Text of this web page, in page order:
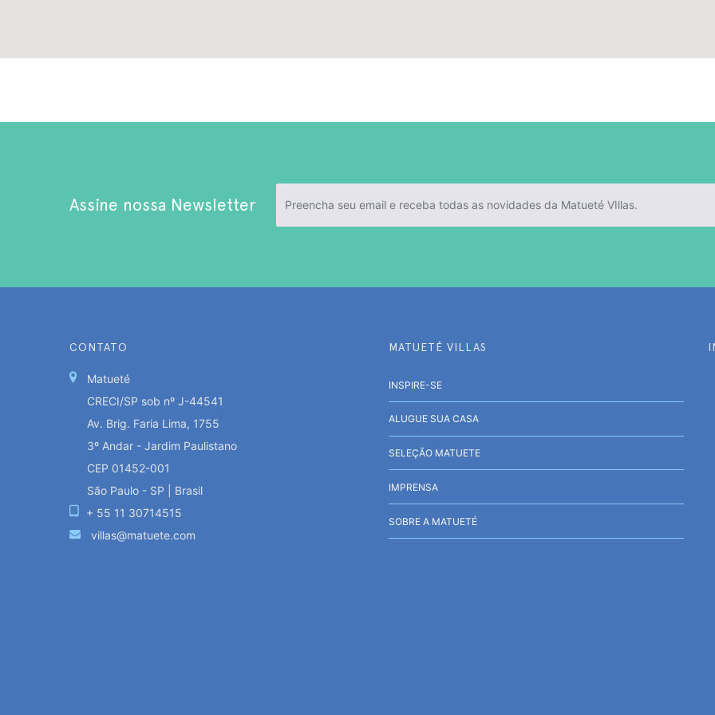
Assine nossa Newsletter
CONTATO
Matueté
CRECI/SP sob nº J-44541
Av. Brig. Faria Lima, 1755
3º Andar - Jardim Paulistano
CEP 01452-001
São Paulo - SP | Brasil
+ 55 11 30714515
villas@matuete.com
MATUETÉ VILLAS
INSPIRE-SE
ALUGUE SUA CASA
SELEÇÃO MATUETE
IMPRENSA
SOBRE A MATUETÉ